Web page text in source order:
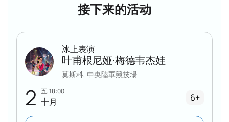
接下来的活动
2 五, 18:00
十月
冰上表演
叶甫根尼娅·梅德韦杰娃
莫斯科, 中央陸軍競技場
6+